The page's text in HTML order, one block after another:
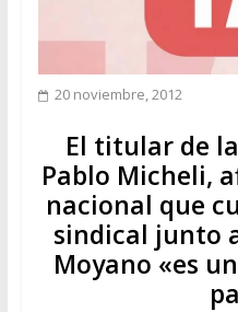
20 noviembre, 2012
El titular de
Pablo Micheli,
nacional que
sindical junto
Moyano «es